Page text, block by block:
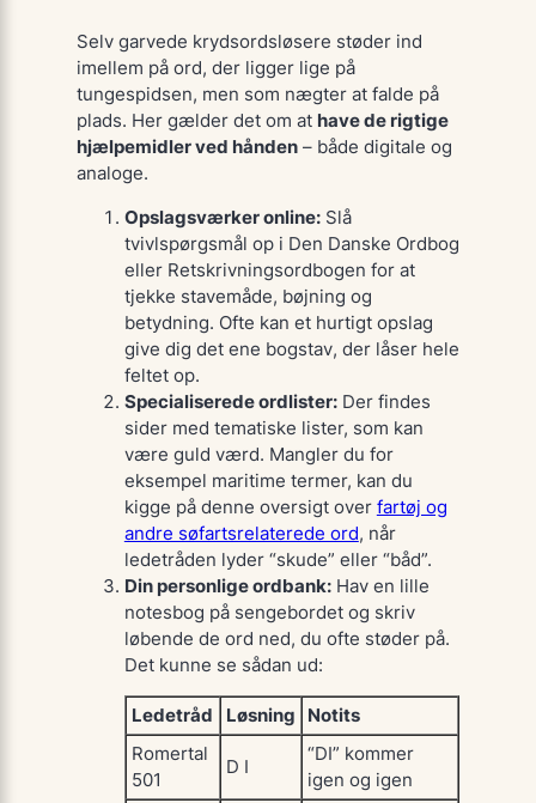
Selv garvede krydsordsløsere støder ind
imellem på ord, der ligger lige på
tungespidsen, men som nægter at falde på
plads. Her gælder det om at have de rigtige
hjælpemidler ved hånden– både digitale og
analoge.
Opslagsværker online:Slå
tvivlspørgsmål op i Den Danske Ordbog
eller Retskrivningsordbogen for at
tjekke stavemåde, bøjning og
betydning. Ofte kan et hurtigt opslag
give dig det ene bogstav, der låser hele
feltet op.
Specialiserede ordlister:Der findes
sider med tematiske lister, som kan
være guld værd. Mangler du for
eksempel maritime termer, kan du
kigge på denne oversigt over fartøj og
andre søfartsrelaterede ord, når
ledetråden lyder “skude” eller “båd”.
Din personlige ordbank:Hav en lille
notesbog på sengebordet og skriv
løbende de ord ned, du ofte støder på.
Det kunne se sådan ud:
Ledetråd Løsning
Notits
Romertal
501
D I
“DI” kommer
igen og igen